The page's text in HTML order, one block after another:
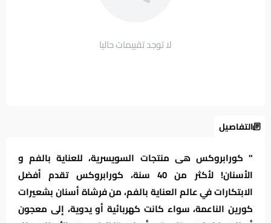
لا توجد تقييمات حاليا
التفاصيل
" كورابروكس هى منتجات السويسرية، للعناية بالفم و
الأسنان! لأكثر من 40 سنة، كورابروكس تقدم أفضل
الابتكارات في عالم العناية بالفم، من فرشاة أسنان بشعيرات
كورين الناعمة، سواء كانت كهربائية أو يدوية، إلى معجون